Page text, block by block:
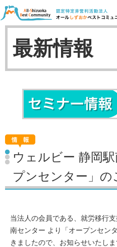
最新情報
ウェルビー 静岡
プンセンター」の
当法人の会員である、就労移行
南センター より「オープンセン
きましたので、お知らせいたしま